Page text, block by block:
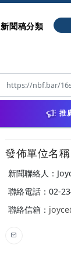
新聞稿分類
推
發佈單位名
新聞聯絡人：
聯絡電話：02-
聯絡信箱：